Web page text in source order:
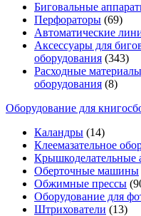
Биговальные
Перфораторы (69)
Автоматические
Аксессуары для
оборудования (343)
Расходные
оборудования (8)
Оборудование для
Каландры (14)
Клеемазательное
Крышкоделательные
Оберточные машины
Обжимные прессы
Оборудование для
Штрихователи (13)